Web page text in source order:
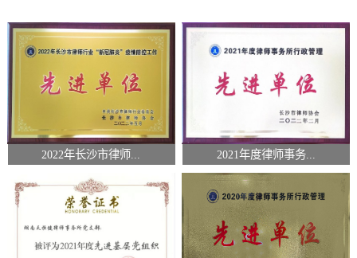
2022年长沙市律师... 2021年度律师事务...